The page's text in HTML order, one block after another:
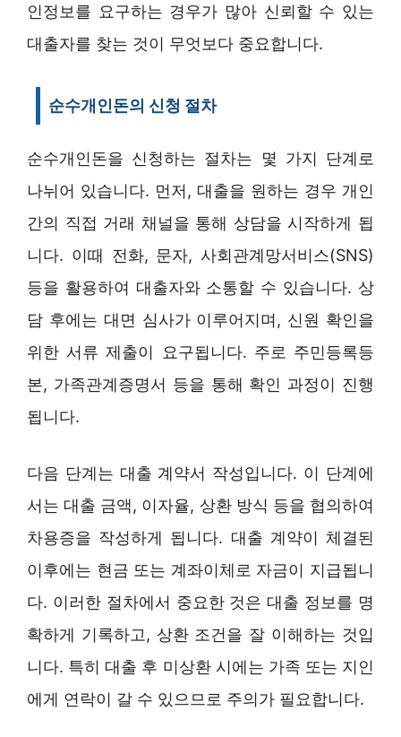
인정보를 요구하는 경우가 많아 신뢰할 수 있는
대출자를 찾는 것이 무엇보다 중요합니다.
순수개인돈의 신청 절차
순수개인돈을 신청하는 절차는 몇 가지 단계로
나뉘어 있습니다. 먼저, 대출을 원하는 경우 개인
간의 직접 거래 채널을 통해 상담을 시작하게 됩
니다. 이때 전화, 문자, 사회관계망서비스(SNS)
등을 활용하여 대출자와 소통할 수 있습니다. 상
담 후에는 대면 심사가 이루어지며, 신원 확인을
위한 서류 제출이 요구됩니다. 주로 주민등록등
본, 가족관계증명서 등을 통해 확인 과정이 진행
됩니다.
다음 단계는 대출 계약서 작성입니다. 이 단계에
서는 대출 금액, 이자율, 상환 방식 등을 협의하여
차용증을 작성하게 됩니다. 대출 계약이 체결된
이후에는 현금 또는 계좌이체로 자금이 지급됩니
다. 이러한 절차에서 중요한 것은 대출 정보를 명
확하게 기록하고, 상환 조건을 잘 이해하는 것입
니다. 특히 대출 후 미상환 시에는 가족 또는 지인
에게 연락이 갈 수 있으므로 주의가 필요합니다.